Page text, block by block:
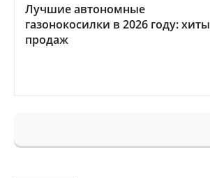
Лучшие автономные
газонокосилки в 2026 году: хиты
продаж